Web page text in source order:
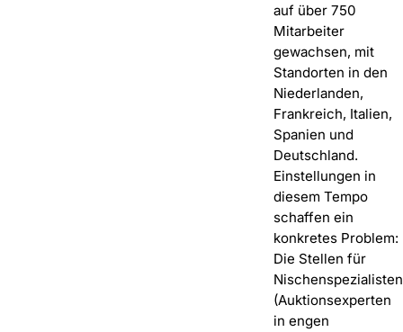
auf über 750
Mitarbeiter
gewachsen, mit
Standorten in den
Niederlanden,
Frankreich, Italien,
Spanien und
Deutschland.
Einstellungen in
diesem Tempo
schaffen ein
konkretes Problem:
Die Stellen für
Nischenspezialisten
(Auktionsexperten
in engen